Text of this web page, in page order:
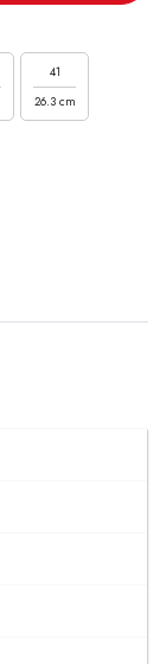
41
26.3 cm